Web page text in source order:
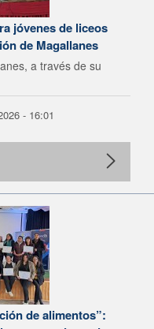
jóvenes de liceos
de Magallanes
a través de su
- 16:01
de alimentos”: